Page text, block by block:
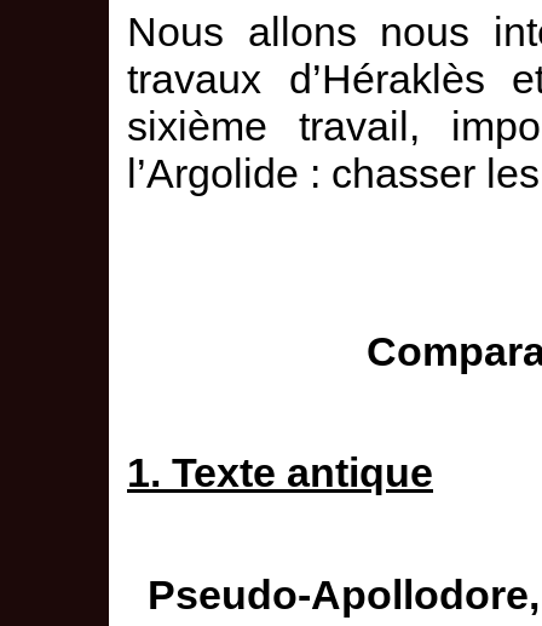
Nous allons nous
travaux d’Héraklès
sixième travail,
l’Argolide : chasser
1. Texte antique
Pseudo-